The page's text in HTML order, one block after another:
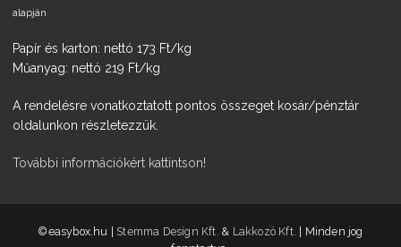
alapján
Papír és karton: nettó 173 Ft/kg
Műanyag: nettó 219 Ft/kg
A rendelésre vonatkoztatott pontos összeget kosár/pénztár
oldalunkon részletezzük.
További információkért kattintson!
­©easybox.hu | Stemma Design Kft. & Lakkozó Kft. | Minden jog